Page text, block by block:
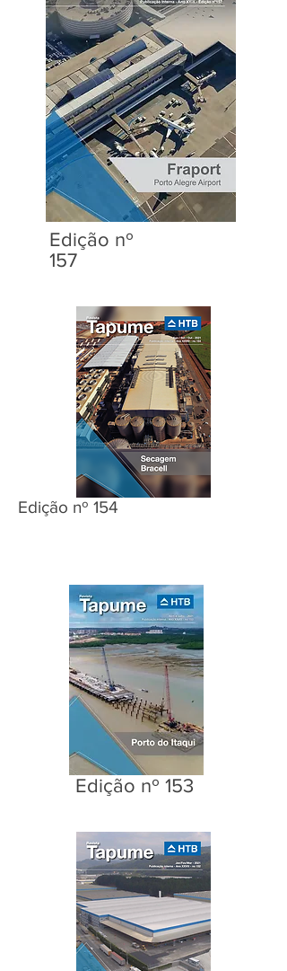
Edição nº
157
Edição nº 154
Edição nº 153